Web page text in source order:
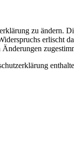
zu ändern.
erlischt